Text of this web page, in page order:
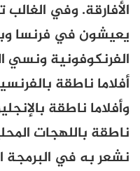
الأفارقة. وفي الغالب
يعيشون في فرنسا
الفرنكوفونية ونسي
أفلاما ناطقة
وأفلاما ناطقة
ناطقة باللهجات
نشعر به في البرمجة